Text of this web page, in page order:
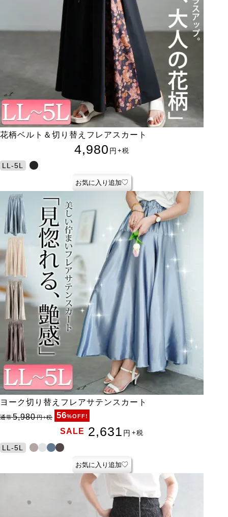
花柄ベルト＆切り替えフレアスカート
4,980 円 +税
LL-5L
お気に入り追加
ヨーク切り替えフレアサテンスカート
通常5,980円+税 56%OFF!
SALE 2,631 円 +税
LL-5L
お気に入り追加